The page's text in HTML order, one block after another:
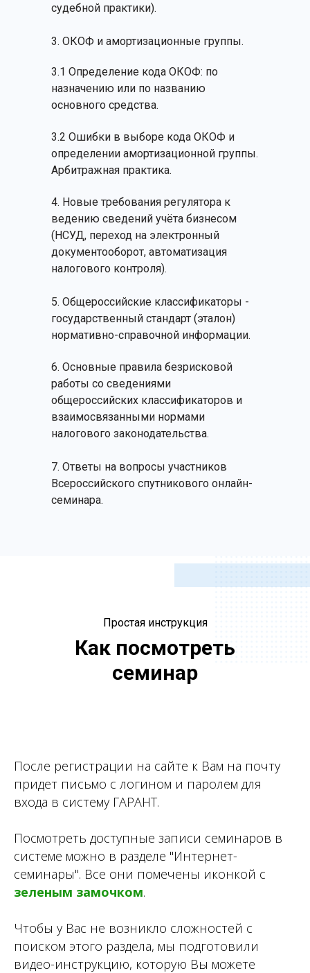
судебной практики).
3. ОКОФ и амортизационные группы.
3.1 Определение кода ОКОФ: по
назначению или по названию
основного средства.
3.2 Ошибки в выборе кода ОКОФ и
определении амортизационной группы.
Арбитражная практика.
6. Основные правила безрисковой
работы со сведениями
общероссийских классификаторов и
взаимосвязанными нормами
налогового законодательства.
5. Общероссийские классификаторы -
государственный стандарт (эталон)
нормативно-справочной информации.
7. Ответы на вопросы участников
Всероссийского спутникового онлайн-
семинара.
4. Новые требования регулятора к
ведению сведений учёта бизнесом
(НСУД, переход на электронный
документооборот, автоматизация
налогового контроля).
Простая инструкция
Как посмотреть
семинар
После регистрации на сайте к Вам на почту
придет письмо с логином и паролем для
входа в систему ГАРАНТ.
Посмотреть доступные записи семинаров в
системе можно в разделе "Интернет-
семинары". Все они помечены иконкой с
зеленым замочком.
Чтобы у Вас не возникло сложностей с
поиском этого раздела, мы подготовили
видео-инструкцию, которую Вы можете